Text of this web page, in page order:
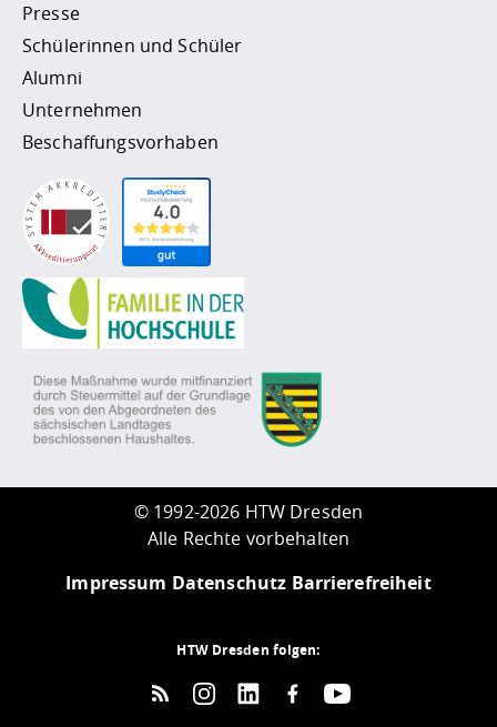
Presse
Schülerinnen und Schüler
Alumni
Unternehmen
Beschaffungsvorhaben
© 1992-2026 HTW Dresden
Alle Rechte vorbehalten
Impressum Datenschutz Barrierefreiheit
HTW Dresden folgen: